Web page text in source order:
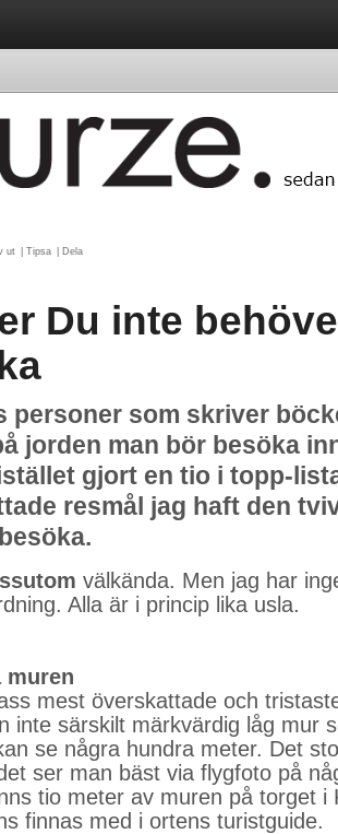
ut Tipsa Dela
Du inte
personer som skriver
jorden man bör besöka
gjort en tio i topp-
resmål jag haft den
välkända. Men jag har
Alla är i princip lika usla.
muren
mest överskattade och
inte särskilt märkvärdig låg mur
se några hundra meter. Det
ser man bäst via flygfoto på
tio meter av muren på torget i
finnas med i ortens turistguide.